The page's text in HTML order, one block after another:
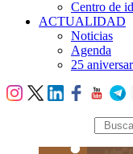
Centro de
ACTUALIDAD
Noticias
Agenda
25